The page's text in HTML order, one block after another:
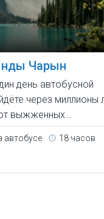
Чарын
день автобусной
через миллионы
выжженных…
автобусе 18 часов